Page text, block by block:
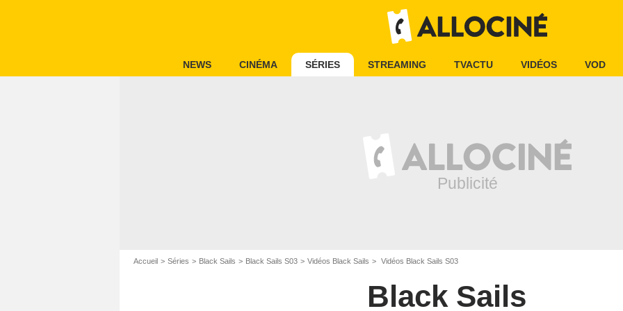
NEWS CINÉMA SÉRIES STREAMING TVACTU VIDÉOS VOD
Accueil Séries Black Sails Black Sails S03 Vidéos Black Sails Vidéos Black Sails S03
Black Sails